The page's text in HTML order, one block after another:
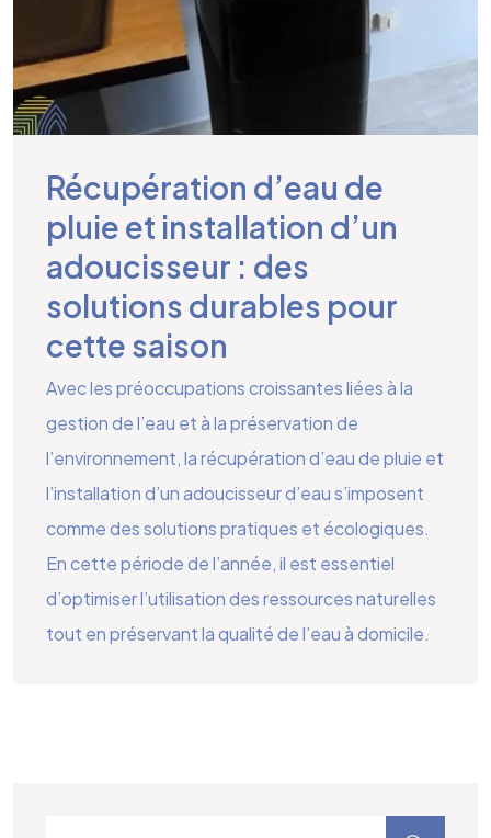
Récupération d’eau de
pluie et installation d’un
adoucisseur : des
solutions durables pour
cette saison
Avec les préoccupations croissantes liées à la
gestion de l’eau et à la préservation de
l’environnement, la récupération d’eau de pluie et
l’installation d’un adoucisseur d’eau s’imposent
comme des solutions pratiques et écologiques.
En cette période de l’année, il est essentiel
d’optimiser l’utilisation des ressources naturelles
tout en préservant la qualité de l’eau à domicile.